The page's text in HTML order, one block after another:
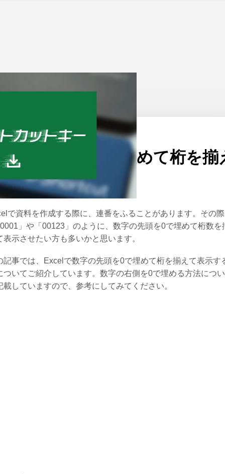
ム > Excel 公開日：2021/05/27
で先頭を0で埋めて桁を揃
法（右側も）
で資料を作成する際に、連番をふることがあります。その
」や「00123」のように、数字の先頭を0で埋めて桁数を
表示させたい方も多いかと思います。
記事では、Excelで数字の先頭を0で埋めて桁を揃えて表示す
ついてご紹介しています。数字の右側を0で埋める方法につ
載していますので、参考にしてみてください。